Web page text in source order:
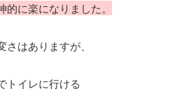
に楽になりました。
はありますが、
トイレに行ける